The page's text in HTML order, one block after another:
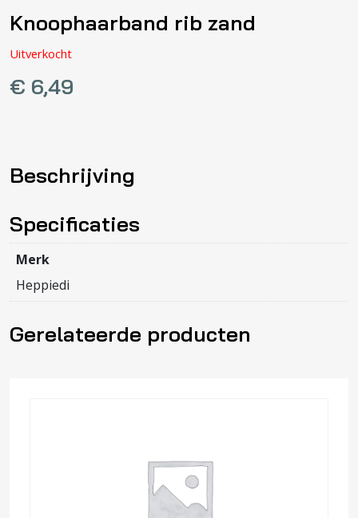
Knoophaarband rib zand
Uitverkocht
€ 6,49
Beschrijving
Specificaties
Merk
Heppiedi
Gerelateerde producten